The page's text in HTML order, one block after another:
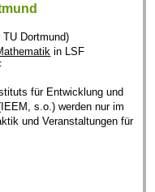
Dortmund)
in LSF
für Entwicklung und
s.o.) werden nur im
und Veranstaltungen für